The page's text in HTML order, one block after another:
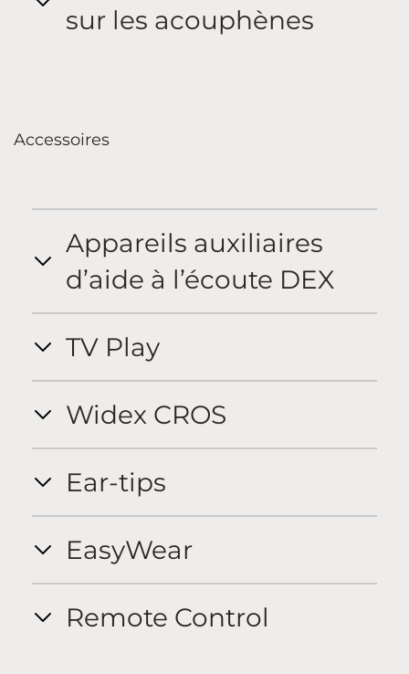
sur les acouphènes
Accessoires
Appareils auxiliaires
d’aide à l’écoute DEX
TV Play
Widex CROS
Ear-tips
EasyWear
Remote Control